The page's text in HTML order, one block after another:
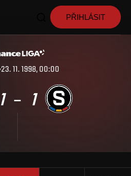
PŘIHLÁSIT
23. 11. 1998, 00:00
1 – 1